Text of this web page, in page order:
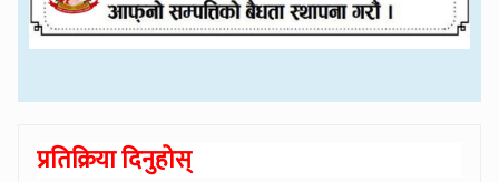
प्रतिक्रिया दिनुहोस्